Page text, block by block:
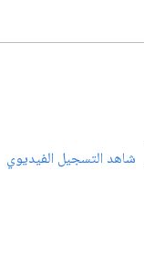
شاهد التسجيل الفيديوي